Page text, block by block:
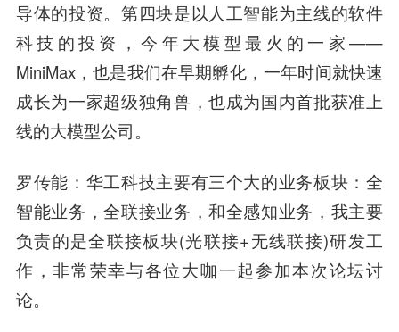
导体的投资。第四块是以人工智能为主线的软件
科技的投资，今年大模型最火的一家——
MiniMax，也是我们在早期孵化，一年时间就快速
成长为一家超级独角兽，也成为国内首批获准上
线的大模型公司。
罗传能：华工科技主要有三个大的业务板块：全
智能业务，全联接业务，和全感知业务，我主要
负责的是全联接板块(光联接+无线联接)研发工
作，非常荣幸与各位大咖一起参加本次论坛讨
论。